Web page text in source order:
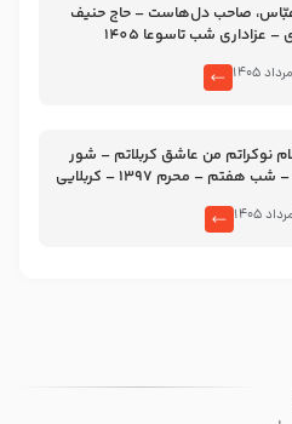
صاحب دل‌هاست – حاج حنیف
عزاداری شب تاسوعا 1405
نوکراتم من عاشق کربلاتم – شور
زمینه – شب هفتم – محرم 1397 – کربلایی